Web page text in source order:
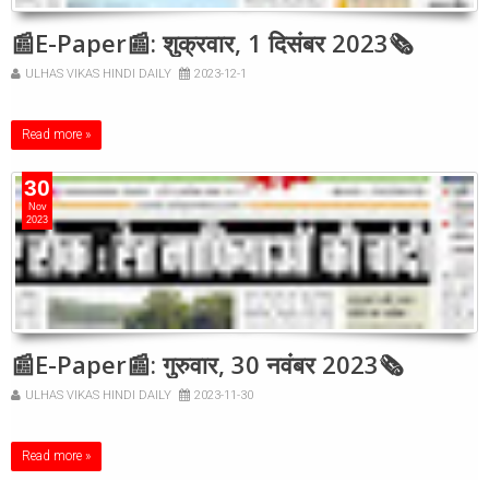
📰E-Paper📰: शुक्रवार, 1 दिसंबर 2023🗞
ULHAS VIKAS HINDI DAILY 2023-12-1
Read more »
30
Nov
2023
📰E-Paper📰: गुरुवार, 30 नवंबर 2023🗞
ULHAS VIKAS HINDI DAILY 2023-11-30
Read more »